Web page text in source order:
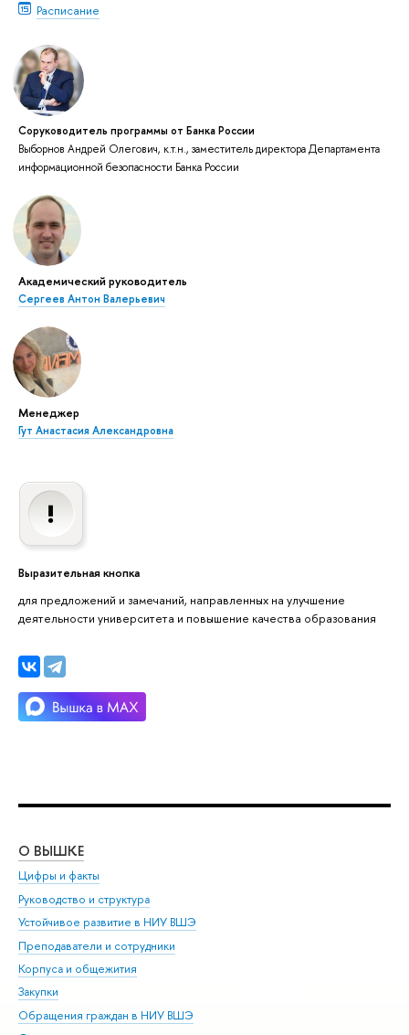
Расписание
Соруководитель программы от Банка России
Выборнов Андрей Олегович, к.т.н., заместитель директора Департамента
информационной безопасности Банка России
Академический руководитель
Сергеев Антон Валерьевич
Менеджер
Гут Анастасия Александровна
Выразительная кнопка
для предложений и замечаний, направленных на улучшение
деятельности университета и повышение качества образования
О ВЫШКЕ
Цифры и факты
Руководство и структура
Устойчивое развитие в НИУ ВШЭ
Преподаватели и сотрудники
Корпуса и общежития
Закупки
Обращения граждан в НИУ ВШЭ